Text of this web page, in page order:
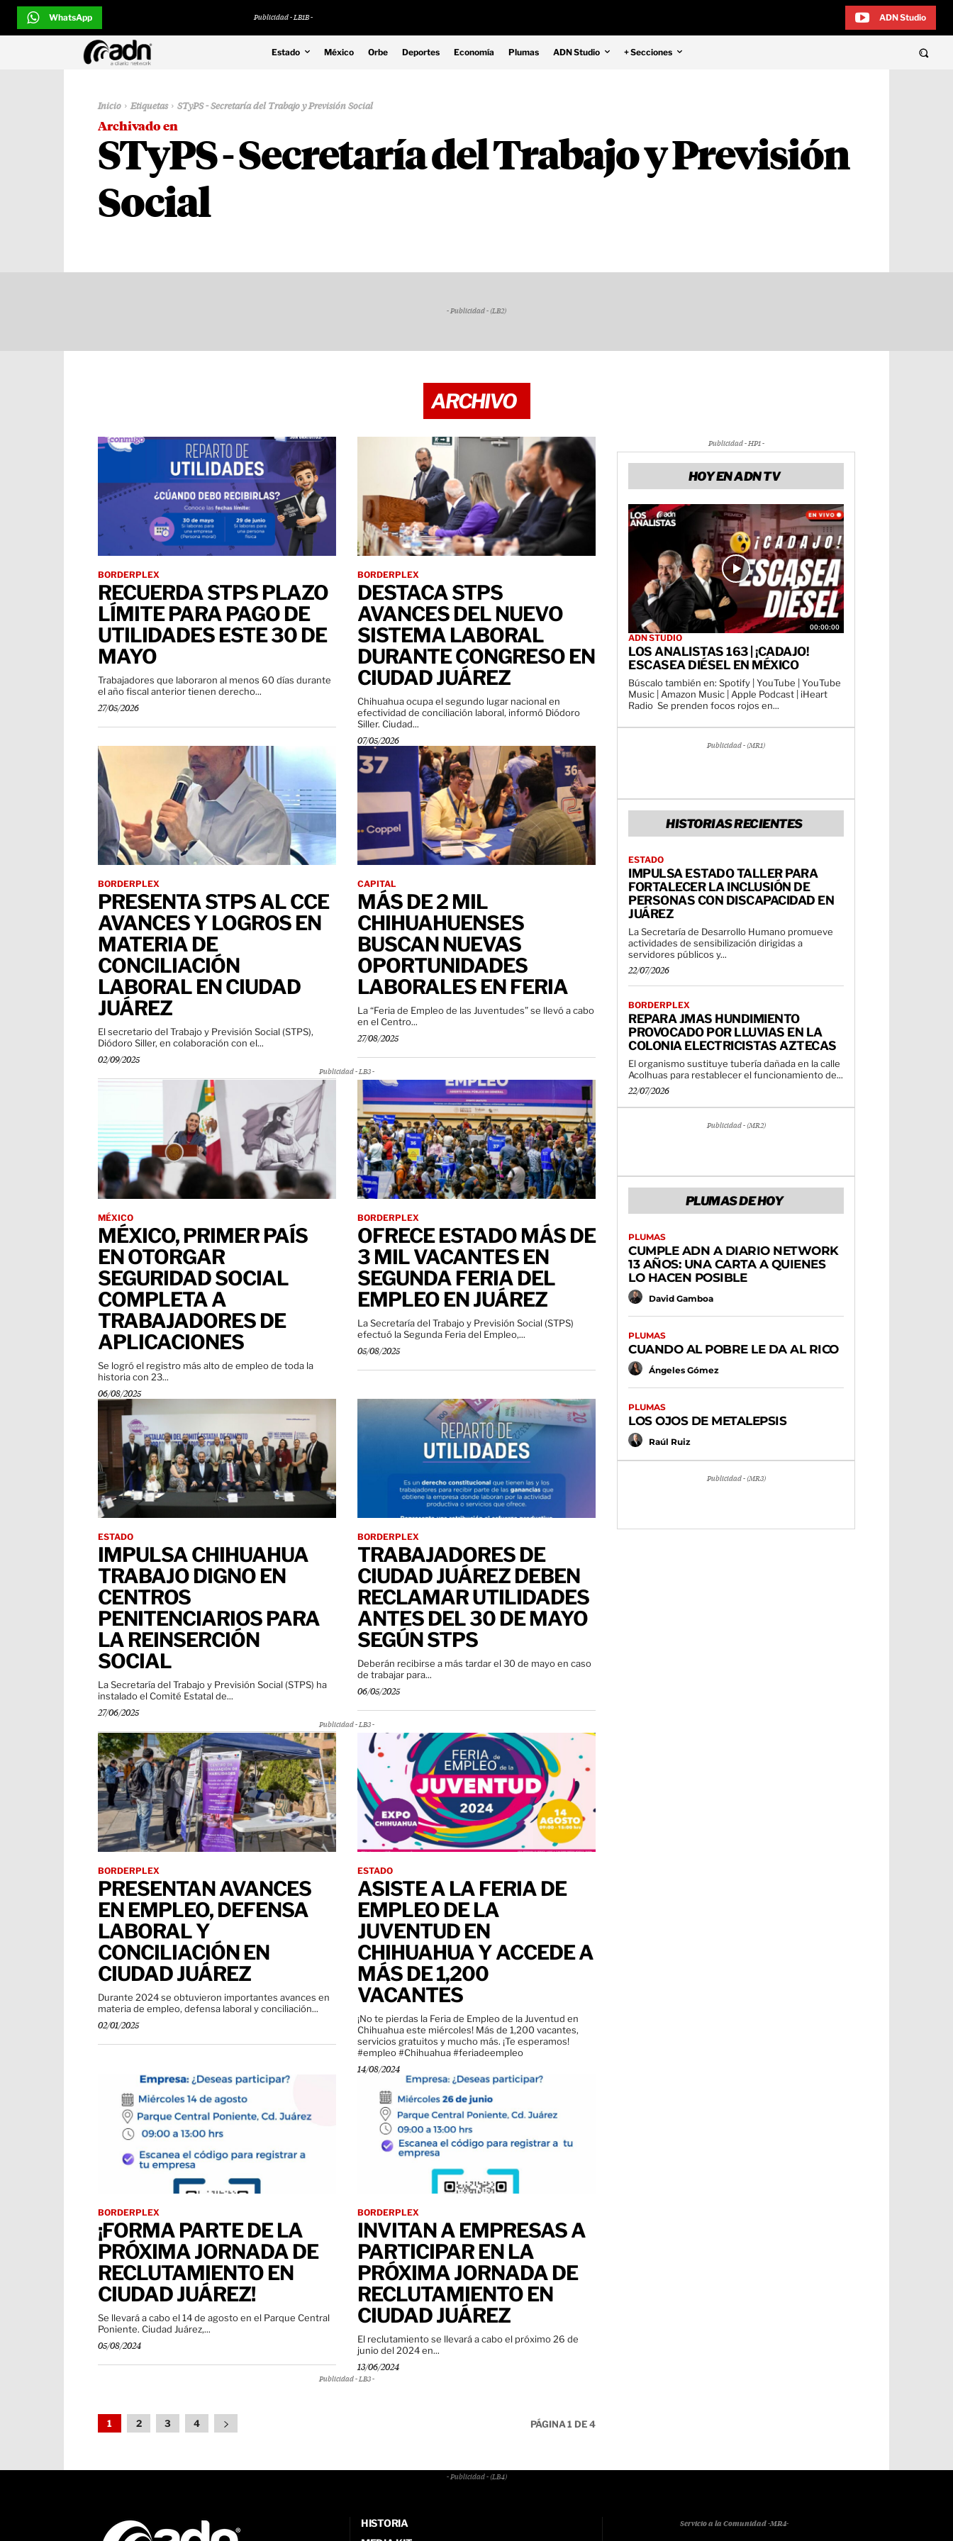
WhatsApp Publicidad - LB1B - ADN Studio
Estado México Orbe Deportes Economía Plumas ADN Studio + Secciones
Inicio Etiquetas STyPS - Secretaría del Trabajo y Previsión Social
Archivado en
STyPS - Secretaría del Trabajo y Previsión
Social
- Publicidad - (LB2)
ARCHIVO
BORDERPLEX
RECUERDA STPS PLAZO
LÍMITE PARA PAGO DE
UTILIDADES ESTE 30 DE
MAYO
Trabajadores que laboraron al menos 60 días durante
el año fiscal anterior tienen derecho...
27/05/2026
BORDERPLEX
DESTACA STPS
AVANCES DEL NUEVO
SISTEMA LABORAL
DURANTE CONGRESO EN
CIUDAD JUÁREZ
Chihuahua ocupa el segundo lugar nacional en
efectividad de conciliación laboral, informó Diódoro
Siller. Ciudad...
07/05/2026
BORDERPLEX
PRESENTA STPS AL CCE
AVANCES Y LOGROS EN
MATERIA DE
CONCILIACIÓN
LABORAL EN CIUDAD
JUÁREZ
El secretario del Trabajo y Previsión Social (STPS),
Diódoro Siller, en colaboración con el...
02/09/2025
CAPITAL
MÁS DE 2 MIL
CHIHUAHUENSES
BUSCAN NUEVAS
OPORTUNIDADES
LABORALES EN FERIA
La “Feria de Empleo de las Juventudes” se llevó a cabo
en el Centro...
27/08/2025
Publicidad - LB3 -
MÉXICO
MÉXICO, PRIMER PAÍS
EN OTORGAR
SEGURIDAD SOCIAL
COMPLETA A
TRABAJADORES DE
APLICACIONES
Se logró el registro más alto de empleo de toda la
historia con 23...
06/08/2025
BORDERPLEX
OFRECE ESTADO MÁS DE
3 MIL VACANTES EN
SEGUNDA FERIA DEL
EMPLEO EN JUÁREZ
La Secretaría del Trabajo y Previsión Social (STPS)
efectuó la Segunda Feria del Empleo,...
05/08/2025
ESTADO
IMPULSA CHIHUAHUA
TRABAJO DIGNO EN
CENTROS
PENITENCIARIOS PARA
LA REINSERCIÓN
SOCIAL
La Secretaría del Trabajo y Previsión Social (STPS) ha
instalado el Comité Estatal de...
27/06/2025
BORDERPLEX
TRABAJADORES DE
CIUDAD JUÁREZ DEBEN
RECLAMAR UTILIDADES
ANTES DEL 30 DE MAYO
SEGÚN STPS
Deberán recibirse a más tardar el 30 de mayo en caso
de trabajar para...
06/05/2025
Publicidad - LB3 -
BORDERPLEX
PRESENTAN AVANCES
EN EMPLEO, DEFENSA
LABORAL Y
CONCILIACIÓN EN
CIUDAD JUÁREZ
Durante 2024 se obtuvieron importantes avances en
materia de empleo, defensa laboral y conciliación...
02/01/2025
ESTADO
ASISTE A LA FERIA DE
EMPLEO DE LA
JUVENTUD EN
CHIHUAHUA Y ACCEDE A
MÁS DE 1,200
VACANTES
¡No te pierdas la Feria de Empleo de la Juventud en
Chihuahua este miércoles! Más de 1,200 vacantes,
servicios gratuitos y mucho más. ¡Te esperamos!
#empleo #Chihuahua #feriadeempleo
14/08/2024
BORDERPLEX
¡FORMA PARTE DE LA
PRÓXIMA JORNADA DE
RECLUTAMIENTO EN
CIUDAD JUÁREZ!
Se llevará a cabo el 14 de agosto en el Parque Central
Poniente. Ciudad Juárez,...
05/08/2024
BORDERPLEX
INVITAN A EMPRESAS A
PARTICIPAR EN LA
PRÓXIMA JORNADA DE
RECLUTAMIENTO EN
CIUDAD JUÁREZ
El reclutamiento se llevará a cabo el próximo 26 de
junio del 2024 en...
13/06/2024
Publicidad - LB3 -
1 2 3 4 PÁGINA 1 DE 4
Publicidad - HP1 -
HOY EN ADN TV
00:00:00
ADN STUDIO
LOS ANALISTAS 163 | ¡CADAJO!
ESCASEA DIÉSEL EN MÉXICO
Búscalo también en: Spotify | YouTube | YouTube
Music | Amazon Music | Apple Podcast | iHeart
Radio Se prenden focos rojos en...
Publicidad - (MR1)
HISTORIAS RECIENTES
ESTADO
IMPULSA ESTADO TALLER PARA
FORTALECER LA INCLUSIÓN DE
PERSONAS CON DISCAPACIDAD EN
JUÁREZ
La Secretaría de Desarrollo Humano promueve
actividades de sensibilización dirigidas a
servidores públicos y...
22/07/2026
BORDERPLEX
REPARA JMAS HUNDIMIENTO
PROVOCADO POR LLUVIAS EN LA
COLONIA ELECTRICISTAS AZTECAS
El organismo sustituye tubería dañada en la calle
Acolhuas para restablecer el funcionamiento de...
22/07/2026
Publicidad - (MR2)
PLUMAS DE HOY
PLUMAS
CUMPLE ADN A DIARIO NETWORK
13 AÑOS: UNA CARTA A QUIENES
LO HACEN POSIBLE
David Gamboa
PLUMAS
CUANDO AL POBRE LE DA AL RICO
Ángeles Gómez
PLUMAS
LOS OJOS DE METALEPSIS
Raúl Ruiz
Publicidad - (MR3)
- Publicidad - (LB4)
HISTORIA
Servicio a la Comunidad -MR4-